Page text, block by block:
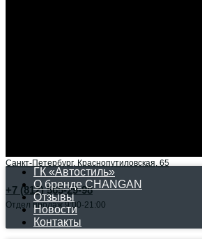
Санкт-Петербург, Краснопутиловская, 65
+7 (812) 565-29-98
Отдел продаж 9:00-21:00
ГК «Автостиль»
О бренде CHANGAN
Отзывы
Новости
Контакты